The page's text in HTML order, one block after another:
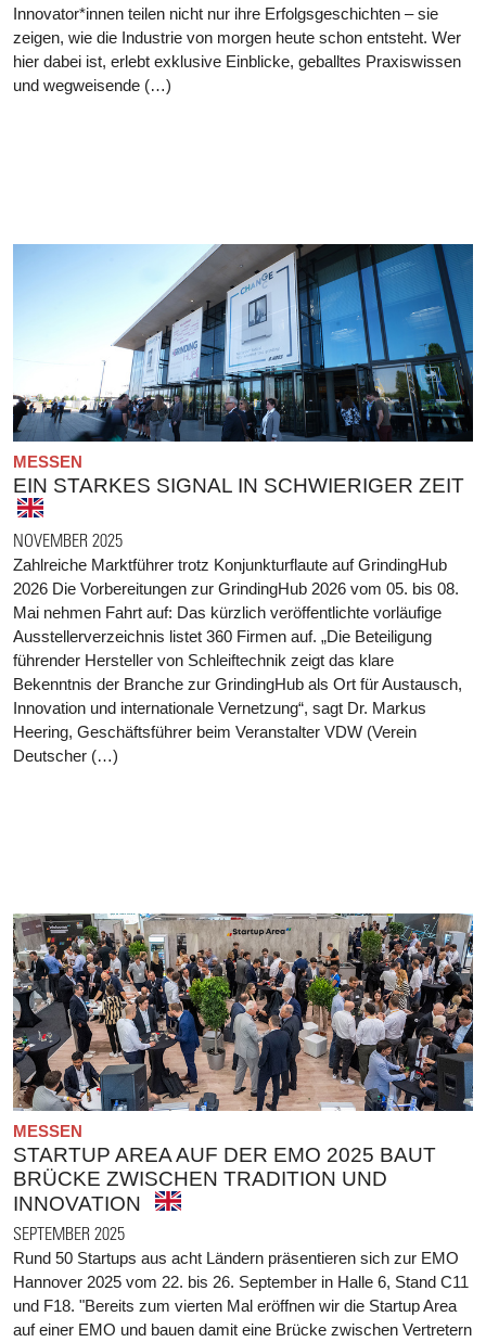
Innovator*innen teilen nicht nur ihre Erfolgsgeschichten – sie
zeigen, wie die Industrie von morgen heute schon entsteht. Wer
hier dabei ist, erlebt exklusive Einblicke, geballtes Praxiswissen
und wegweisende (…)
MESSEN
EIN STARKES SIGNAL IN SCHWIERIGER ZEIT
NOVEMBER 2025
Zahlreiche Marktführer trotz Konjunkturflaute auf GrindingHub
2026 Die Vorbereitungen zur GrindingHub 2026 vom 05. bis 08.
Mai nehmen Fahrt auf: Das kürzlich veröffentlichte vorläufige
Ausstellerverzeichnis listet 360 Firmen auf. „Die Beteiligung
führender Hersteller von Schleiftechnik zeigt das klare
Bekenntnis der Branche zur GrindingHub als Ort für Austausch,
Innovation und internationale Vernetzung“, sagt Dr. Markus
Heering, Geschäftsführer beim Veranstalter VDW (Verein
Deutscher (…)
MESSEN
STARTUP AREA AUF DER EMO 2025 BAUT
BRÜCKE ZWISCHEN TRADITION UND
INNOVATION
SEPTEMBER 2025
Rund 50 Startups aus acht Ländern präsentieren sich zur EMO
Hannover 2025 vom 22. bis 26. September in Halle 6, Stand C11
und F18. "Bereits zum vierten Mal eröffnen wir die Startup Area
auf einer EMO und bauen damit eine Brücke zwischen Vertretern